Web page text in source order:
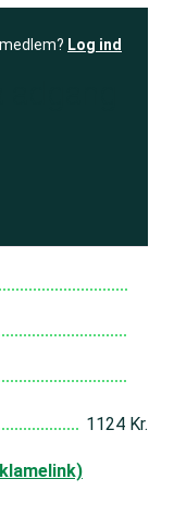
Log ind
1124 Kr.